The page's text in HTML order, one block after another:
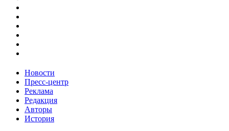
Новости
Пресс-центр
Реклама
Редакция
Авторы
История